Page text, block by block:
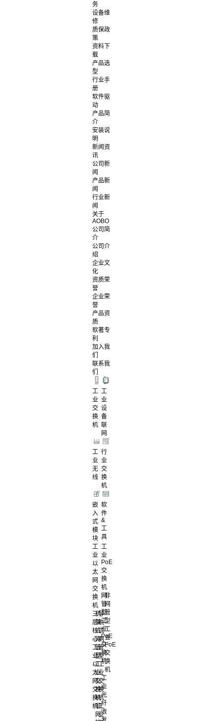
务
设备维
修
质保政
策
资料下
载
产品选
型
行业手
册
软件驱
动
产品简
介
安装说
明
新闻资
讯
公司新
闻
产品新
闻
行业新
闻
关于
AOBO
公司简
介
公司介
绍
企业文
化
资质荣
誉
企业荣
誉
产品资
质
软著专
利
加入我
们
联系我
们
工
业
交
换
机
工
业
设
备
联
网
工
业
无
线
行
业
交
换
机
嵌
入
式
模
块
软
件
&
工
具
工
业
以
太
网
交
换
机
三
层
核
心
工
业
以
太
网
交
换
机
机
架
式
网
管
型
工
业
交
换
机
导
轨
式
网
管
型
工
业
交
换
机
非
网
工
业
工
业
PoE
交
换
机
网
管
型
工
业
PoE
交
换
机
非
网
管
型
工
业
PoE
交
换
机
工
业
光
纤
收